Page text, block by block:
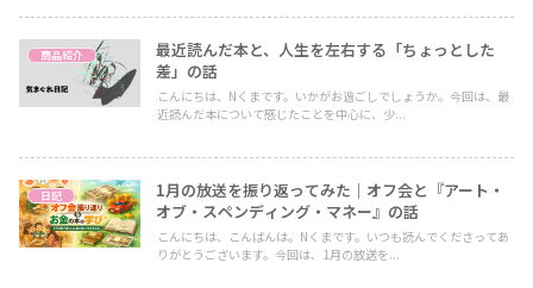
商品紹介
最近読んだ本と、人生を左右する「ちょっとした
差」の話
こんにちは、Nくまです。いかがお過ごしでしょうか。今回は、最
近読んだ本について感じたことを中心に、少...
日記
1月の放送を振り返ってみた｜オフ会と『アート・
オブ・スペンディング・マネー』の話
こんにちは、こんばんは。Nくまです。いつも読んでくださってあ
りがとうございます。今回は、1月の放送を...